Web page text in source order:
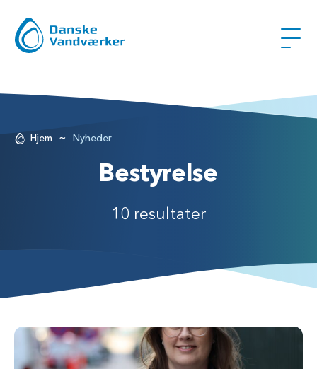
Hjem ~ Nyheder
Bestyrelse
10 resultater